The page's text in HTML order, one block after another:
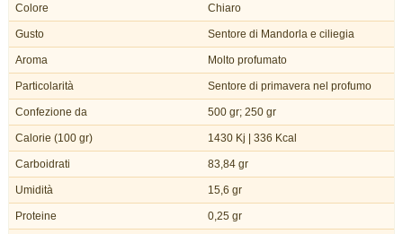
Colore Chiaro
Gusto Sentore di Mandorla e ciliegia
Aroma Molto profumato
Particolarità Sentore di primavera nel profumo
Confezione da 500 gr; 250 gr
Calorie (100 gr) 1430 Kj | 336 Kcal
Carboidrati 83,84 gr
Umidità 15,6 gr
Proteine 0,25 gr